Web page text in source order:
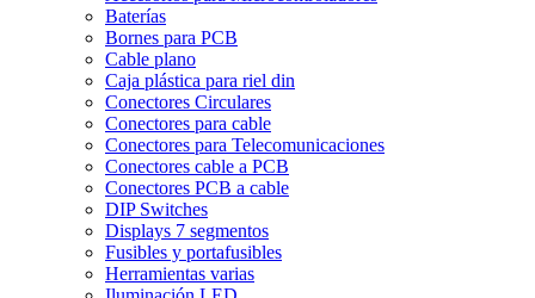
Baterías
Bornes para PCB
Cable plano
Caja plástica para riel din
Conectores Circulares
Conectores para cable
Conectores para Telecomunicaciones
Conectores cable a PCB
Conectores PCB a cable
DIP Switches
Displays 7 segmentos
Fusibles y portafusibles
Herramientas varias